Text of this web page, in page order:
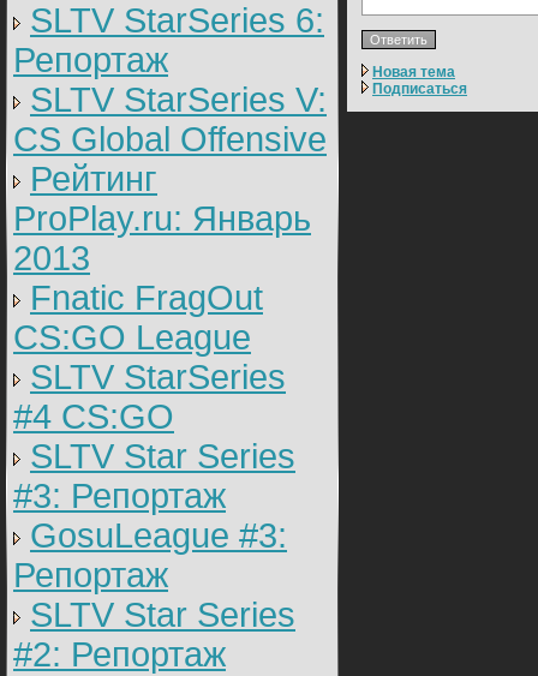
SLTV StarSeries 6:
Репортаж
SLTV StarSeries V:
CS Global Offensive
Рейтинг
ProPlay.ru: Январь
2013
Fnatic FragOut
CS:GO League
SLTV StarSeries
#4 CS:GO
SLTV Star Series
#3: Репортаж
GosuLeague #3:
Репортаж
SLTV Star Series
#2: Репортаж
Новая тема
Подписаться